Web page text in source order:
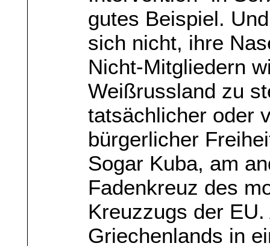
gutes Beispiel.
sich nicht, ihre
Nicht-Mitgliedern
Weißrussland zu
tatsächlicher oder
bürgerlicher
Sogar Kuba, am
Fadenkreuz des
Kreuzzugs der
Griechenlands in